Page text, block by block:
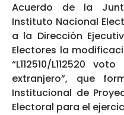
Acuerdo de la
Instituto Nacional
a la Dirección
Electores la
“L112510/L112520
extranjero”, que
Institucional de
Electoral para el